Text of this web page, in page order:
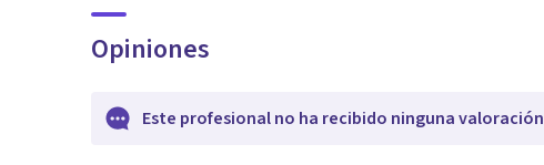
Opiniones
Este profesional no ha recibido ninguna valoración